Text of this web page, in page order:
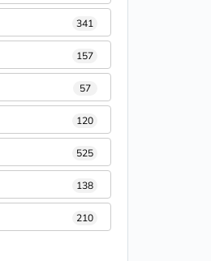
341
157
57
120
525
138
210